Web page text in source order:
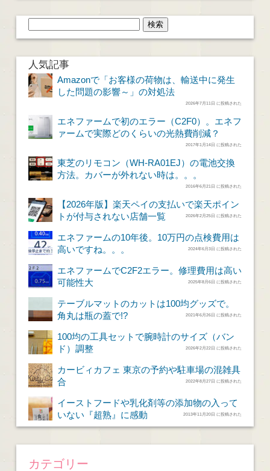
人気記事
Amazonで「お客様の荷物は、輸送中に発生
した問題の影響～」の対処法
2026年7月11日 に投稿された
エネファームで初のエラー（C2F0）。エネフ
ァームで実際どのくらいの光熱費削減？
2017年1月14日 に投稿された
東芝のリモコン（WH-RA01EJ）の電池交換
方法。カバーが外れない時は。。。
2016年6月21日 に投稿された
【2026年版】楽天ペイの支払いで楽天ポイン
トが付与されない店舗一覧
2026年2月25日 に投稿された
エネファームの10年後。10万円の点検費用は
高いですね。。。
2024年6月3日 に投稿された
エネファームでC2F2エラー。修理費用は高い
可能性大
2025年8月6日 に投稿された
テーブルマットのカットは100均グッズで。
角丸は瓶の蓋で!?
2021年6月26日 に投稿された
100均の工具セットで腕時計のサイズ（バン
ド）調整
2026年2月22日 に投稿された
カービィカフェ 東京の予約や駐車場の混雑具
合
2022年8月27日 に投稿された
イーストフードや乳化剤等の添加物の入って
いない『超熟』に感動
2013年11月20日 に投稿された
カテゴリー